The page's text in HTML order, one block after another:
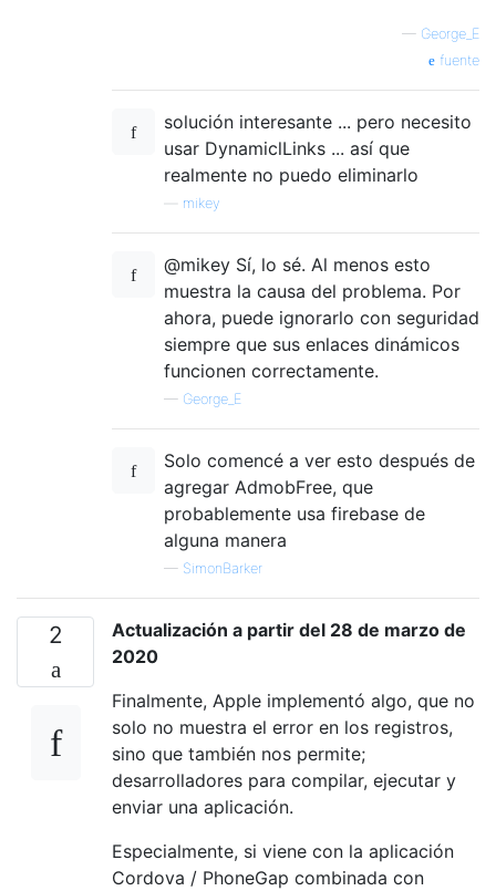
— George_E
fuente
solución interesante ... pero necesito
usar DynamiclLinks ... así que
realmente no puedo eliminarlo
mikey
@mikey Sí, lo sé. Al menos esto
muestra la causa del problema. Por
ahora, puede ignorarlo con seguridad
siempre que sus enlaces dinámicos
funcionen correctamente.
— George_E
Solo comencé a ver esto después de
agregar AdmobFree, que
probablemente usa firebase de
alguna manera
— SimonBarker
2
Actualización a partir del 28 de marzo de
2020
Finalmente, Apple implementó algo, que no
solo no muestra el error en los registros,
sino que también nos permite;
desarrolladores para compilar, ejecutar y
enviar una aplicación.
Especialmente, si viene con la aplicación
Cordova / PhoneGap combinada con